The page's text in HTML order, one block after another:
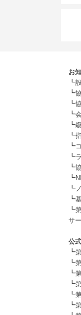
お
┗
┗
┗
┗
┗
┗
┗
┗
┗
┗
┗
┗
┗
サ
公
┗
┗
┗
┗
┗
┗